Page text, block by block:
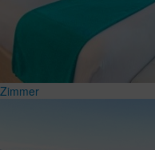
Zimmer